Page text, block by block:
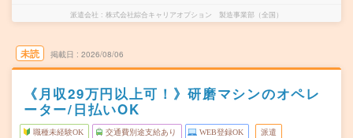
派遣会社 株式会社綜合キャリアオプション 製造事業部（全国）
未読 掲載日 2026/08/06
《月収29万円以上可！》研磨マシンのオペレ
ーター/日払いOK
職種未経験OK 交通費別途支給あり WEB登録OK 派遣